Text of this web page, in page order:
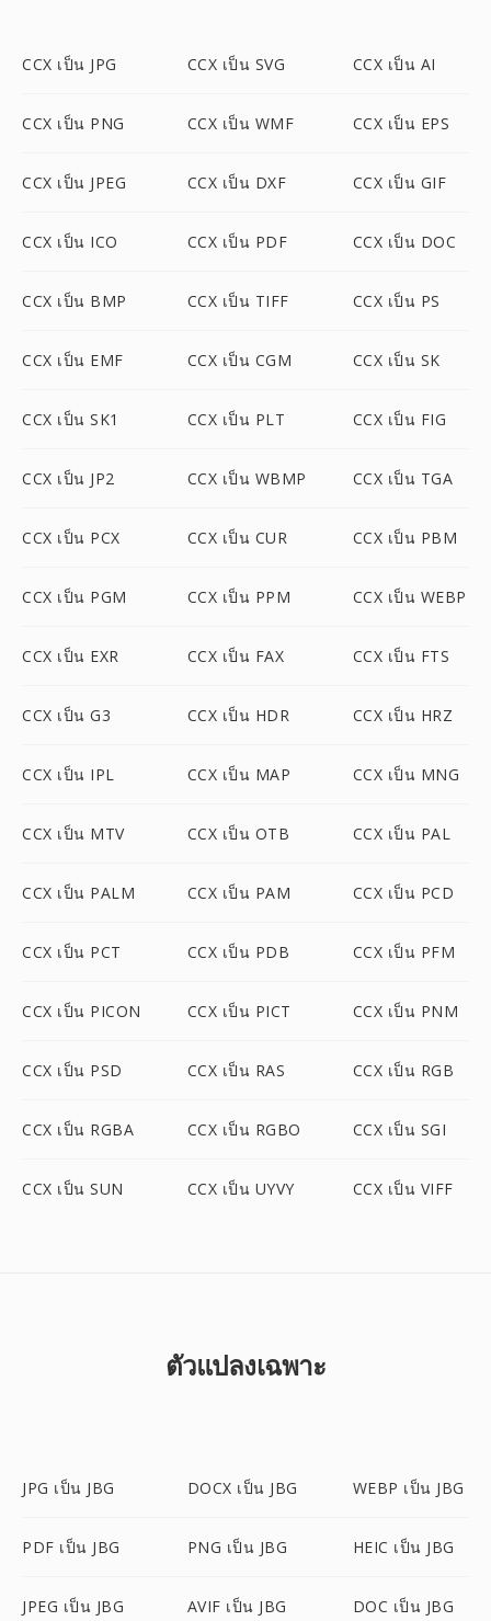
CCX เป็น JPG CCX เป็น SVG CCX เป็น AI
CCX เป็น PNG CCX เป็น WMF CCX เป็น EPS
CCX เป็น JPEG CCX เป็น DXF CCX เป็น GIF
CCX เป็น ICO CCX เป็น PDF CCX เป็น DOC
CCX เป็น BMP CCX เป็น TIFF CCX เป็น PS
CCX เป็น EMF CCX เป็น CGM CCX เป็น SK
CCX เป็น SK1 CCX เป็น PLT CCX เป็น FIG
CCX เป็น JP2 CCX เป็น WBMP CCX เป็น TGA
CCX เป็น PCX CCX เป็น CUR CCX เป็น PBM
CCX เป็น PGM CCX เป็น PPM CCX เป็น WEBP
CCX เป็น EXR CCX เป็น FAX CCX เป็น FTS
CCX เป็น G3 CCX เป็น HDR CCX เป็น HRZ
CCX เป็น IPL CCX เป็น MAP CCX เป็น MNG
CCX เป็น MTV CCX เป็น OTB CCX เป็น PAL
CCX เป็น PALM CCX เป็น PAM CCX เป็น PCD
CCX เป็น PCT CCX เป็น PDB CCX เป็น PFM
CCX เป็น PICON CCX เป็น PICT CCX เป็น PNM
CCX เป็น PSD CCX เป็น RAS CCX เป็น RGB
CCX เป็น RGBA CCX เป็น RGBO CCX เป็น SGI
CCX เป็น SUN CCX เป็น UYVY CCX เป็น VIFF
ตัวแปลงเฉพาะ
JPG เป็น JBG DOCX เป็น JBG WEBP เป็น JBG
PDF เป็น JBG PNG เป็น JBG HEIC เป็น JBG
JPEG เป็น JBG AVIF เป็น JBG DOC เป็น JBG